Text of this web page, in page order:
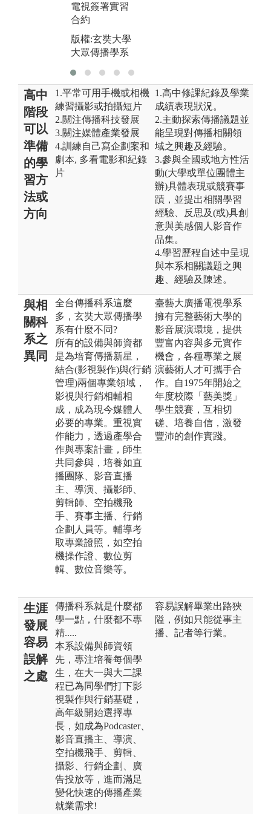
電視簽署實習
合約
版權:玄奘大學
大眾傳播學系
高中
階段
可以
準備
的學
習方
法或
方向
1.平常可用手機或相機
練習攝影或拍攝短片
2.關注傳播科技發展
3.關注媒體產業發展
4.訓練自己寫企劃案和
劇本, 多看電影和紀錄
片
1.高中修課紀錄及學業
成績表現狀況。
2.主動探索傳播議題並
能呈現對傳播相關領
域之興趣及經驗。
3.參與全國或地方性活
動(大學或單位團體主
辦)具體表現或競賽事
蹟，並提出相關學習
經驗、反思及(或)具創
意與美感個人影音作
品集。
4.學習歷程自述中呈現
與本系相關議題之興
趣、經驗及陳述。
與相
關科
系之
異同
全台傳播科系這麼
多，玄奘大眾傳播學
系有什麼不同?
所有的設備與師資都
是為培育傳播新星，
結合(影視製作)與(行銷
管理)兩個專業領域，
影視與行銷相輔相
成，成為現今媒體人
必要的專業。重視實
作能力，透過產學合
作與專案計畫，師生
共同參與，培養如直
播團隊、影音直播
主、導演、攝影師、
剪輯師、空拍機飛
手、賽事主播、行銷
企劃人員等。輔導考
取專業證照，如空拍
機操作證、數位剪
輯、數位音樂等。
臺藝大廣播電視學系
擁有完整藝術大學的
影音展演環境， 提供
豐富內容與多元實作
機會，各種專業之展
演藝術人才可攜手合
作。 自1975年開始之
年度校際「藝美獎」
學生競賽， 互相切
磋、培養自信，激發
豐沛的創作實踐。
生涯
發展
容易
誤解
之處
傳播科系就是什麼都
學一點，什麼都不專
精.....
本系設備與師資領
先，專注培養每個學
生，在大一與大二課
程已為同學們打下影
視製作與行銷基礎，
高年級開始選擇專
長，如成為Podcaster、
影音直播主、導演、
空拍機飛手、剪輯、
攝影、行銷企劃、廣
告投放等，進而滿足
變化快速的傳播產業
就業需求!
容易誤解畢業出路狹
隘，例如只能從事主
播、記者等行業。